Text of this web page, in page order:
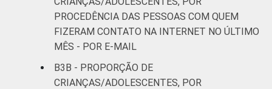
PROCEDÊNCIA DAS PESSOAS COM QUEM
FIZERAM CONTATO NA INTERNET NO ÚLTIMO
MÊS - POR E-MAIL
B3B - PROPORÇÃO DE
CRIANÇAS/ADOLESCENTES, POR